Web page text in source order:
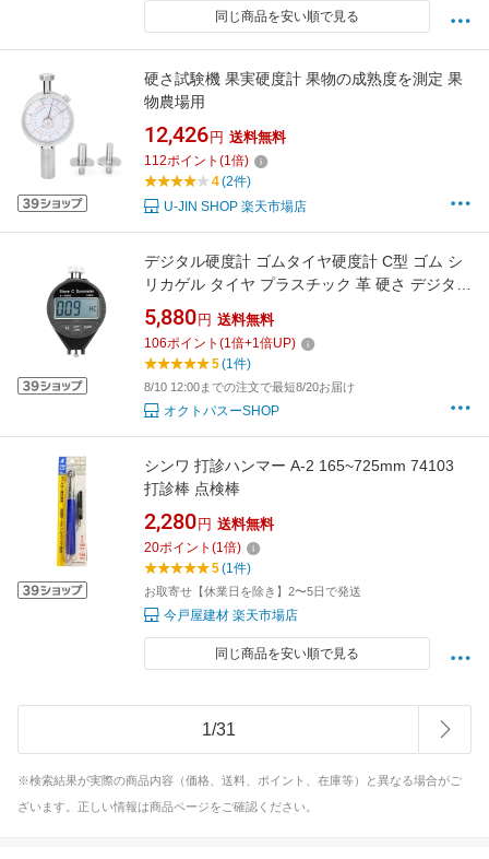
同じ商品を安い順で見る
硬さ試験機 果実硬度計 果物の成熟度を測定 果
物農場用
12,426 円 送料無料
112ポイント (1倍)
4(2件)
U-JIN SHOP 楽天市場店
デジタル硬度計 ゴムタイヤ硬度計 C型 ゴム シ
リカゲル タイヤ プラスチック 革 硬さ デジタル
ゲージ ラバータイヤデュロメーター 硬度テス
ターメーター 測定工具 測定範囲 0-100° バッテ
リー配送なし
5,880 円 送料無料
106ポイント (1倍+1倍UP)
5(1件)
8/10 12:00までの注文で最短8/20お届け
オクトパスーSHOP
シンワ 打診ハンマー A-2 165~725mm 74103
打診棒 点検棒
2,280 円 送料無料
20ポイント (1倍)
5(1件)
お取寄せ【休業日を除き】2〜5日で発送
今戸屋建材 楽天市場店
同じ商品を安い順で見る
1/31
※検索結果が実際の商品内容（価格、送料、ポイント、在庫等）と異なる場合がご
ざいます。正しい情報は商品ページをご確認ください。